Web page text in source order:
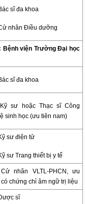
sĩ đa khoa
nhân Điều dưỡng
viện Trường Đại học
sĩ đa khoa
sư hoặc Thạc sĩ Công
sinh học (ưu tiên nam)
sư điện tử
sư Trang thiết bị y tế
nhân VLTL-PHCN, ưu
chứng chỉ âm ngữ trị liệu
sĩ